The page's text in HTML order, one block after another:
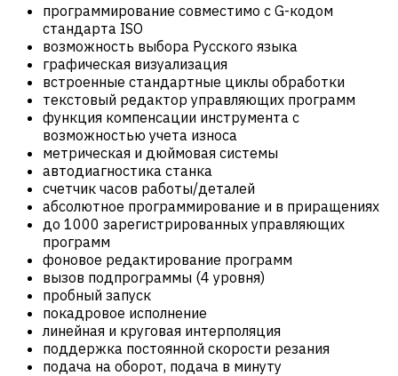
программирование совместимо с G-кодом
стандарта ISO
возможность выбора Русского языка
графическая визуализация
встроенные стандартные циклы обработки
текстовый редактор управляющих программ
функция компенсации инструмента с
возможностью учета износа
метрическая и дюймовая системы
автодиагностика станка
счетчик часов работы/деталей
абсолютное программирование и в приращениях
до 1000 зарегистрированных управляющих
программ
фоновое редактирование программ
вызов подпрограммы (4 уровня)
пробный запуск
покадровое исполнение
линейная и круговая интерполяция
поддержка постоянной скорости резания
подача на оборот, подача в минуту